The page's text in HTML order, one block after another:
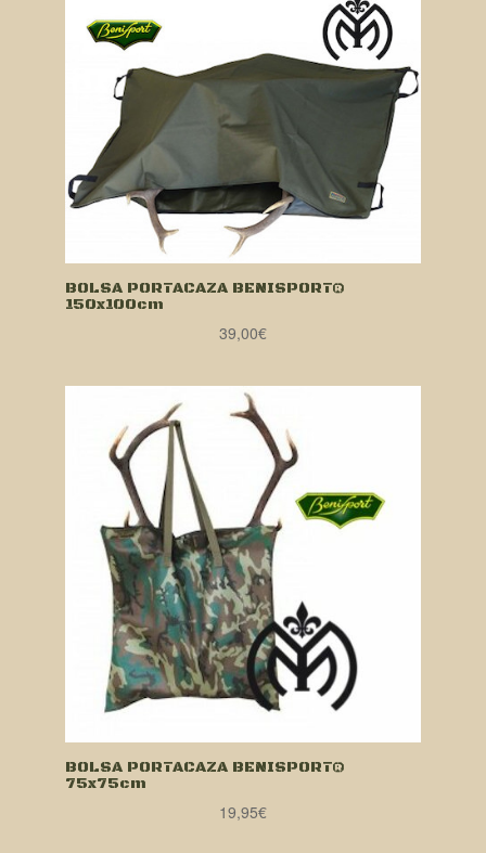
BOLSA PORTACAZA BENISPORT®
150x100cm
39,00€
BOLSA PORTACAZA BENISPORT®
75x75cm
19,95€